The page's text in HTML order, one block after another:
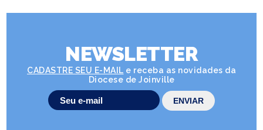
NEWSLETTER
CADASTRE SEU E-MAIL e receba as novidades da
Diocese de Joinville